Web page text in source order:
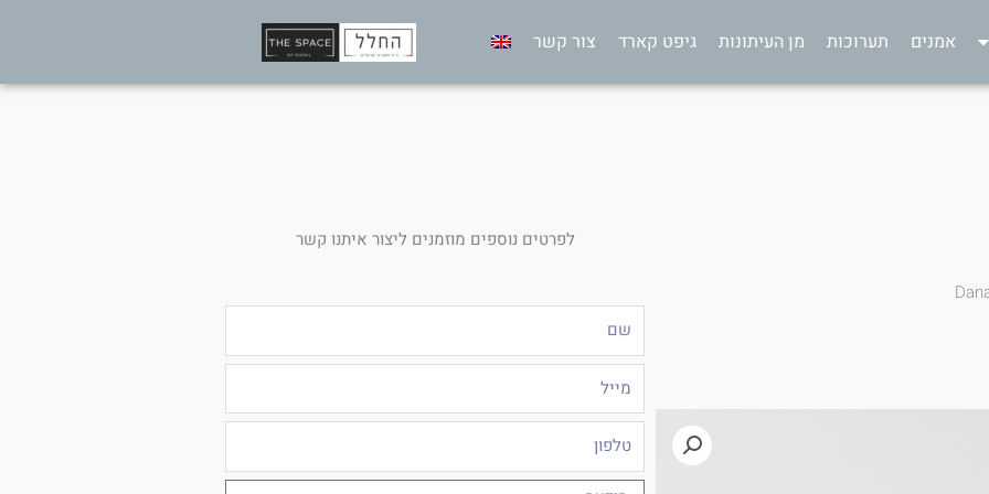
אמנים תערוכות מן העיתונות גיפט קארד צור קשר
לפרטים נוספים מוזמנים ליצור איתנו קשר
טלפון